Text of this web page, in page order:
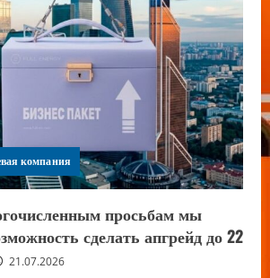
компания
просьбам мы
сделать апгрейд до 22
21.07.2026